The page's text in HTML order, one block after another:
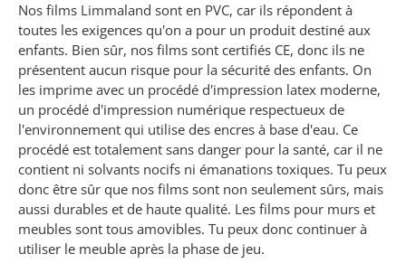
Nos films Limmaland sont en PVC, car ils répondent à
toutes les exigences qu'on a pour un produit destiné aux
enfants. Bien sûr, nos films sont certifiés CE, donc ils ne
présentent aucun risque pour la sécurité des enfants. On
les imprime avec un procédé d'impression latex moderne,
un procédé d'impression numérique respectueux de
l'environnement qui utilise des encres à base d'eau. Ce
procédé est totalement sans danger pour la santé, car il ne
contient ni solvants nocifs ni émanations toxiques. Tu peux
donc être sûr que nos films sont non seulement sûrs, mais
aussi durables et de haute qualité. Les films pour murs et
meubles sont tous amovibles. Tu peux donc continuer à
utiliser le meuble après la phase de jeu.